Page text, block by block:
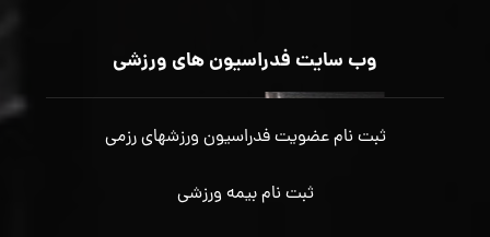
وب سایت فدراسیون های ورزشی
ثبت نام عضویت فدراسیون ورزشهای رزمی
ثبت نام بیمه ورزشی